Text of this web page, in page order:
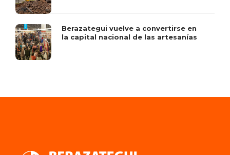
Berazategui vuelve a convertirse en
la capital nacional de las artesanías